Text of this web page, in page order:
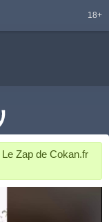
18+
Le Zap de Cokan.fr